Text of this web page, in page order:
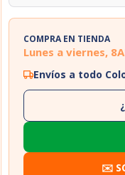
COMPRA EN TIENDA
Lunes a viernes,
Envíos a todo
✉️